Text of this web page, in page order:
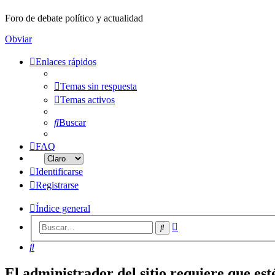
Foro de debate político y actualidad
Obviar
Enlaces rápidos
Temas sin respuesta
Temas activos
Buscar
FAQ
Identificarse
Registrarse
Índice general
Buscar
Buscar